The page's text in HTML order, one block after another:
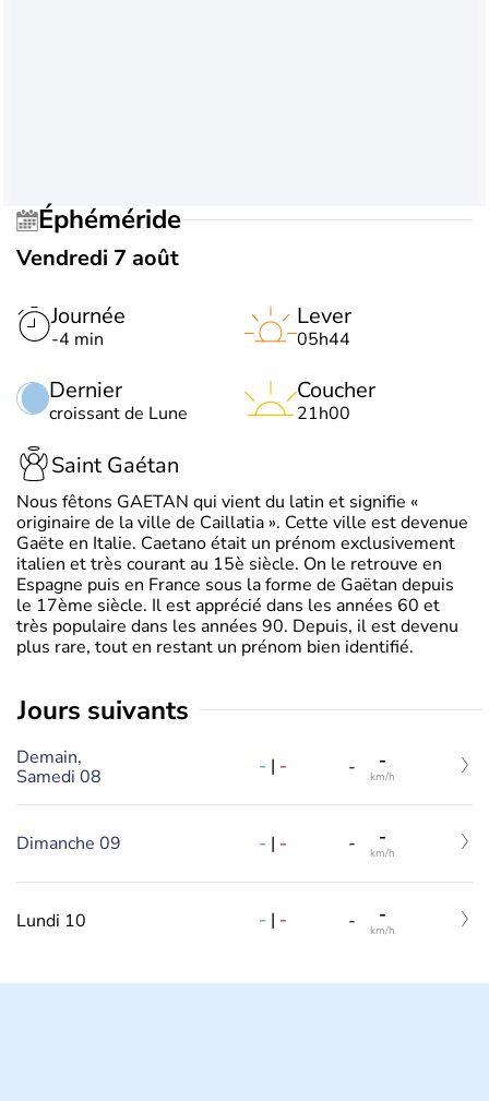
Éphéméride
Vendredi 7 août
Journée
-4 min
Dernier
croissant de Lune
Lever
05h44
Coucher
21h00
Saint Gaétan
Nous fêtons GAETAN qui vient du latin et signifie «
originaire de la ville de Caillatia ». Cette ville est devenue
Gaëte en Italie. Caetano était un prénom exclusivement
italien et très courant au 15è siècle. On le retrouve en
Espagne puis en France sous la forme de Gaëtan depuis
le 17ème siècle. Il est apprécié dans les années 60 et
très populaire dans les années 90. Depuis, il est devenu
plus rare, tout en restant un prénom bien identifié.
jours suivants
Demain,
Samedi 08
- | - - -
km/h
Dimanche 09 - | - - -
km/h
Lundi 10 - | - - -
km/h